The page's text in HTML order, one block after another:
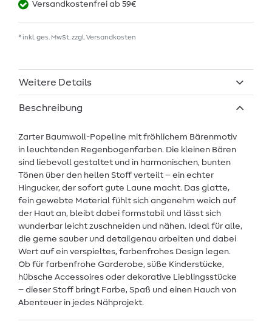
Versandkostenfrei ab 59€
* inkl. ges. MwSt. zzgl.Versandkosten
Weitere Details
Beschreibung
Zarter Baumwoll-Popeline mit fröhlichem Bärenmotiv
in leuchtenden Regenbogenfarben. Die kleinen Bären
sind liebevoll gestaltet und in harmonischen, bunten
Tönen über den hellen Stoff verteilt – ein echter
Hingucker, der sofort gute Laune macht. Das glatte,
fein gewebte Material fühlt sich angenehm weich auf
der Haut an, bleibt dabei formstabil und lässt sich
wunderbar leicht zuschneiden und nähen. Ideal für alle,
die gerne sauber und detailgenau arbeiten und dabei
Wert auf ein verspieltes, farbenfrohes Design legen.
Ob für farbenfrohe Garderobe, süße Kinderstücke,
hübsche Accessoires oder dekorative Lieblingsstücke
– dieser Stoff bringt Farbe, Spaß und einen Hauch von
Abenteuer in jedes Nähprojekt.